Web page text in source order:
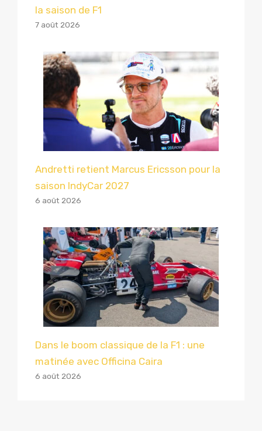
la saison de F1
7 août 2026
Andretti retient Marcus Ericsson pour la
saison IndyCar 2027
6 août 2026
Dans le boom classique de la F1 : une
matinée avec Officina Caira
6 août 2026